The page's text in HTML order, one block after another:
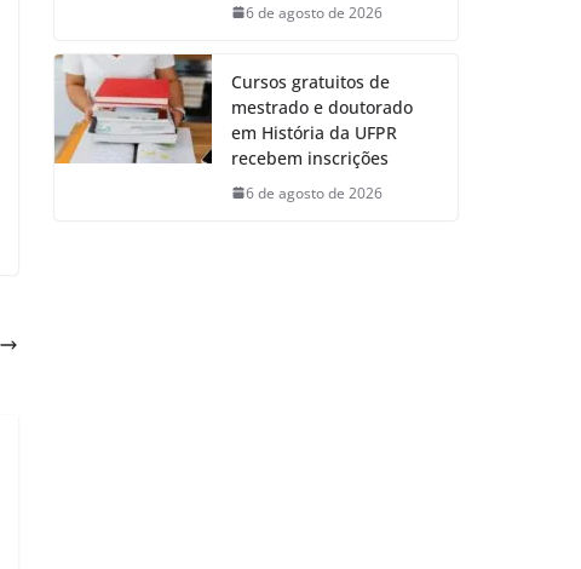
6 de agosto de 2026
Cursos gratuitos de
mestrado e doutorado
em História da UFPR
recebem inscrições
6 de agosto de 2026